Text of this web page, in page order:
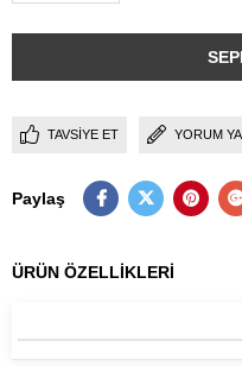
TAVSIYE ET YORUM
Paylaş
ÜRÜN ÖZELLIKLERI